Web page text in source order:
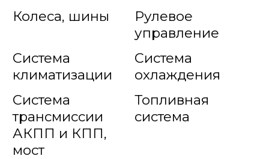
Колеса, шины
Рулевое
управление
Система
климатизации
Система
охлаждения
Система
трансмиссии
АКПП и КПП,
мост
Топливная
система